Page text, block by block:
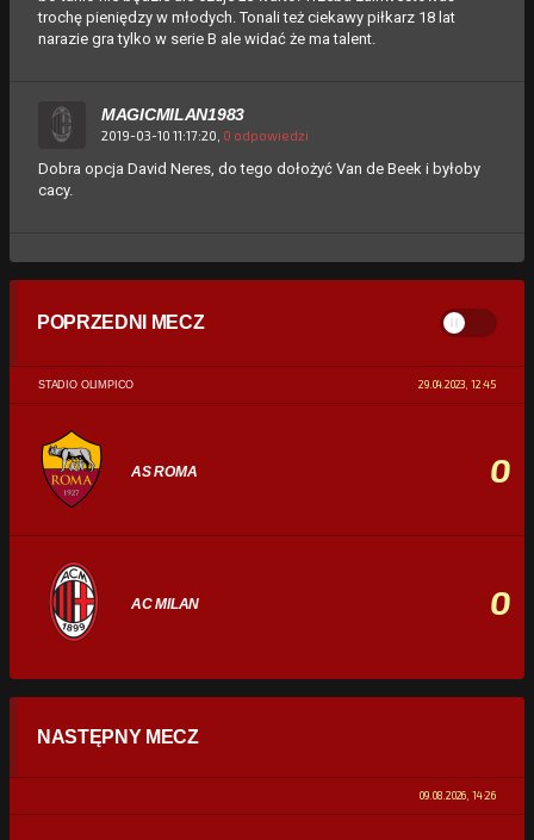
trochę pieniędzy w młodych. Tonali też ciekawy piłkarz 18 lat
narazie gra tylko w serie B ale widać że ma talent.
MAGICMILAN1983
2019-03-10 11:17:20, 0 odpowiedzi
Dobra opcja David Neres, do tego dołożyć Van de Beek i byłoby
cacy.
POPRZEDNI MECZ
STADIO OLIMPICO 29.04.2023, 12:45
AS ROMA 0
AC MILAN 0
STATYSTYKI
0% 100%
NASTĘPNY MECZ
09.08.2026, 14:26